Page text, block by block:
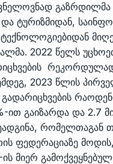
და ტურიზმიდან,
ტექნოლოგიებიდან
2022 წელს
2023 წლის
ით გაიზარდა და 2.7
რომელთაგან
ფედერაციაზე
მიერ